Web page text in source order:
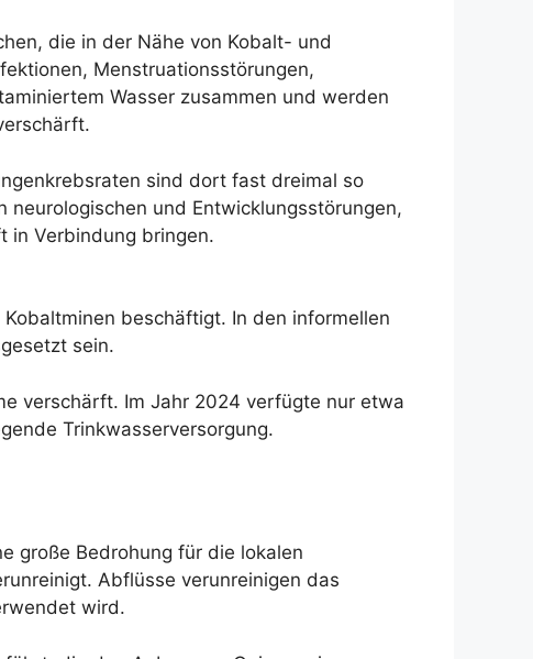
die in der Nähe von Kobalt- und
Menstruationsstörungen,
Wasser zusammen und werden
sind dort fast dreimal so
und Entwicklungsstörungen,
in Verbindung bringen.
beschäftigt. In den informellen
sein.
verschärft. Im Jahr 2024 verfügte nur etwa
Trinkwasserversorgung.
große Bedrohung für die lokalen
Abflüsse verunreinigen das
wird.